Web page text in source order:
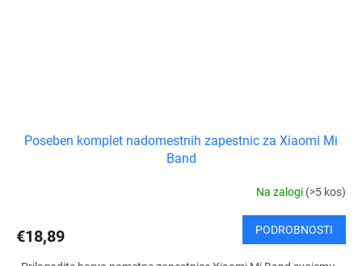
Poseben komplet nadomestnih zapestnic za Xiaomi Mi
Band
Na zalogi (>5 kos)
€18,89 PODROBNOSTI